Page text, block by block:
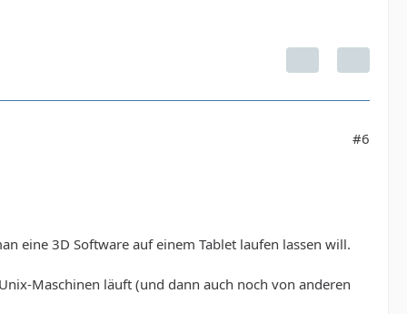
#6
eine 3D Software auf einem Tablet laufen lassen will.
Maschinen läuft (und dann auch noch von anderen